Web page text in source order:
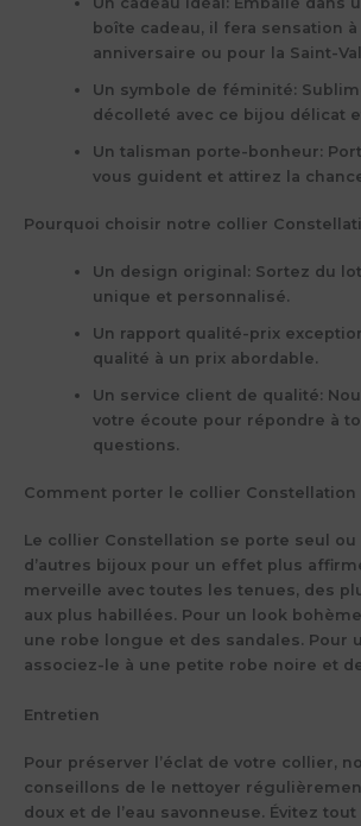
boîte cadeau, il fera sensation à
anniversaire ou pour la Saint-
Un symbole de féminité:
décolleté avec ce bijou délicat
Un talisman porte-bonheur:
vous guident et attirez la
Pourquoi choisir notre collier
Un design original: Sortez du
unique et personnalisé.
Un rapport qualité-prix
qualité à un prix abordable.
Un service client de qualité:
votre écoute pour répondre à
questions.
Comment porter le collier Constellation
Le collier Constellation se porte seul ou
d’autres bijoux pour un effet plus
merveille avec toutes les tenues, des
aux plus habillées. Pour un look
une robe longue et des sandales. Pour
associez-le à une petite robe noire et
Entretien
Pour préserver l’éclat de votre collier,
conseillons de le nettoyer
doux et de l’eau savonneuse. Évitez